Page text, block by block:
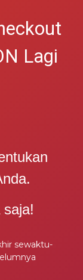
Lagi
sewaktu-